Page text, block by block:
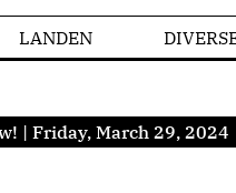
LANDEN
| Friday, March 29, 2024